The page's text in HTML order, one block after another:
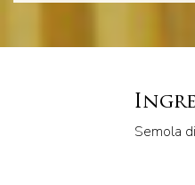
Semola